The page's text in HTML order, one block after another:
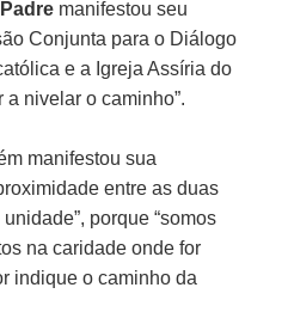
manifestou seu
Conjunta para o Diálogo
e a Igreja Assíria do
nivelar o caminho”.
manifestou sua
entre as duas
porque “somos
na caridade onde for
indique o caminho da